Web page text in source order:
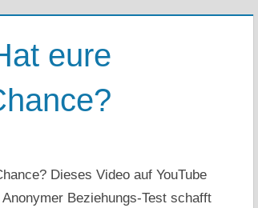
eure
Dieses Video auf YouTube
Beziehungs-Test schafft